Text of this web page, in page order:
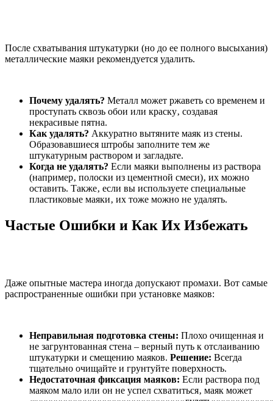
После схватывания штукатурки (но до ее полного высыхания)
металлические маяки рекомендуется удалить.
Почему удалять? Металл может ржаветь со временем и
проступать сквозь обои или краску‚ создавая
некрасивые пятна.
Как удалять? Аккуратно вытяните маяк из стены.
Образовавшиеся штробы заполните тем же
штукатурным раствором и загладьте.
Когда не удалять? Если маяки выполнены из раствора
(например‚ полоски из цементной смеси)‚ их можно
оставить. Также‚ если вы используете специальные
пластиковые маяки‚ их тоже можно не удалять.
Частые Ошибки и Как Их Избежать
Даже опытные мастера иногда допускают промахи. Вот самые
распространенные ошибки при установке маяков:
Неправильная подготовка стены: Плохо очищенная и
не загрунтованная стена – верный путь к отслаиванию
штукатурки и смещению маяков. Решение: Всегда
тщательно очищайте и грунтуйте поверхность.
Недостаточная фиксация маяков: Если раствора под
маяком мало или он не успел схватиться‚ маяк может